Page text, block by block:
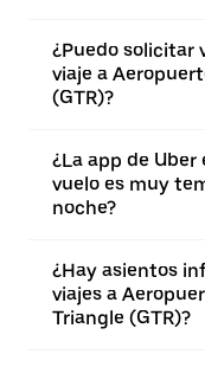
¿Puedo solicitar
viaje a
(GTR)?
¿La app de
vuelo es muy
noche?
¿Hay asientos
viajes a
Triangle (GTR)?